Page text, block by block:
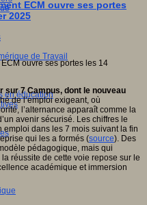
de Travail
en éducation
ECM ouvre ses portes
2025
sur 7 Campus, dont le nouveau
de l’emploi exigeant, où
l’alternance apparaît comme la
avenir sécurisé. Les chiffres le
dans les 7 mois suivant la fin
qui les a formés (source). Des
pédagogique, mais qui
réussite de cette voie repose sur le
académique et immersion